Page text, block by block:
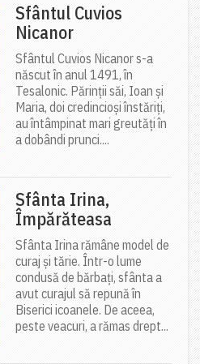
Sfântul Cuvios
Nicanor
Sfântul Cuvios Nicanor s-a
născut în anul 1491, în
Tesalonic. Părinții săi, Ioan și
Maria, doi credincioși înstăriți,
au întâmpinat mari greutăți în
a dobândi prunci....
Sfânta Irina,
Împărăteasa
Sfânta Irina rămâne model de
curaj și tărie. Într-o lume
condusă de bărbați, sfânta a
avut curajul să repună în
Biserici icoanele. De aceea,
peste veacuri, a rămas drept...